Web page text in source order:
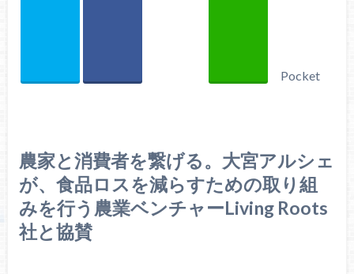
Pocket
農家と消費者を繋げる。大宮アルシェ
が、食品ロスを減らすための取り組
みを行う農業ベンチャーLiving Roots
社と協賛